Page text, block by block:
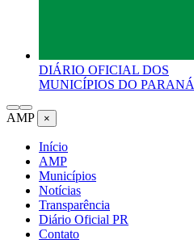
DIÁRIO OFICIAL DOS
MUNICÍPIOS DO PARANÁ
AMP ×
Início
AMP
Municípios
Notícias
Transparência
Diário Oficial PR
Contato